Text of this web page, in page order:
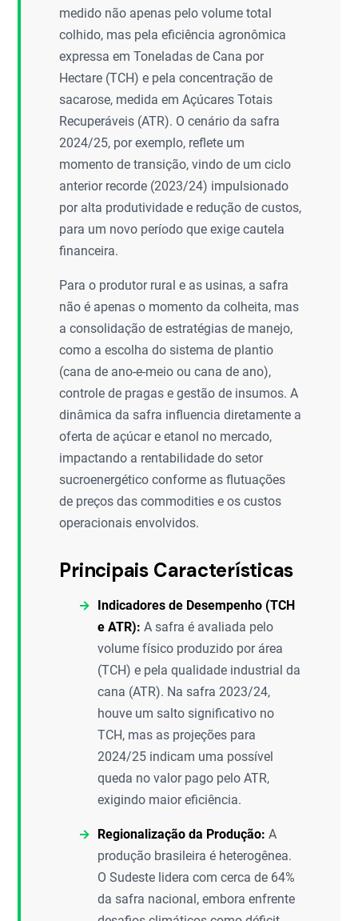
medido não apenas pelo volume total
colhido, mas pela eficiência agronômica
expressa em Toneladas de Cana por
Hectare (TCH) e pela concentração de
sacarose, medida em Açúcares Totais
Recuperáveis (ATR). O cenário da safra
2024/25, por exemplo, reflete um
momento de transição, vindo de um ciclo
anterior recorde (2023/24) impulsionado
por alta produtividade e redução de custos,
para um novo período que exige cautela
financeira.
Para o produtor rural e as usinas, a safra
não é apenas o momento da colheita, mas
a consolidação de estratégias de manejo,
como a escolha do sistema de plantio
(cana de ano-e-meio ou cana de ano),
controle de pragas e gestão de insumos. A
dinâmica da safra influencia diretamente a
oferta de açúcar e etanol no mercado,
impactando a rentabilidade do setor
sucroenergético conforme as flutuações
de preços das commodities e os custos
operacionais envolvidos.
Principais Características
Indicadores de Desempenho (TCH
e ATR): A safra é avaliada pelo
volume físico produzido por área
(TCH) e pela qualidade industrial da
cana (ATR). Na safra 2023/24,
houve um salto significativo no
TCH, mas as projeções para
2024/25 indicam uma possível
queda no valor pago pelo ATR,
exigindo maior eficiência.
Regionalização da Produção: A
produção brasileira é heterogênea.
O Sudeste lidera com cerca de 64%
da safra nacional, embora enfrente